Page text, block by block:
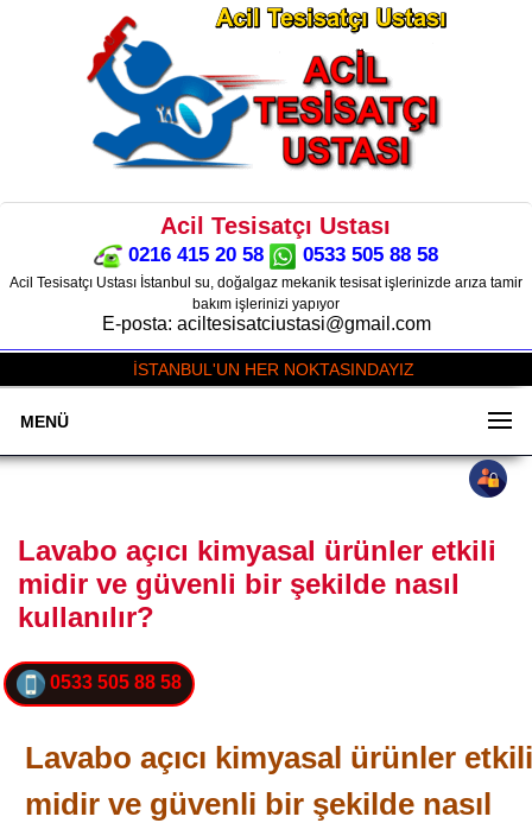
Acil Tesisatçı Ustası
0216 415 20 58 0533 505 88 58
Acil Tesisatçı Ustası İstanbul su, doğalgaz mekanik tesisat işlerinizde arıza tamir
bakım işlerinizi yapıyor
E-posta: aciltesisatciustasi@gmail.com
İSTANBUL'UN HER NOKTASINDAYIZ
MENÜ
Lavabo açıcı kimyasal ürünler etkili
midir ve güvenli bir şekilde nasıl
kullanılır?
0533 505 88 58
Lavabo açıcı kimyasal ürünler etkili
midir ve güvenli bir şekilde nasıl